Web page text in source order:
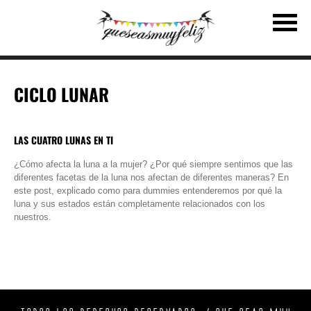
CICLO LUNAR
LAS CUATRO LUNAS EN TI
¿Cómo afecta la luna a la mujer? ¿Por qué siempre sentimos que las
diferentes facetas de la luna nos afectan de diferentes maneras? En
este post, explicado como para dummies entenderemos por qué la
luna y sus estados están completamente relacionados con los
nuestros.